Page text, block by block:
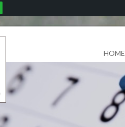
HOME